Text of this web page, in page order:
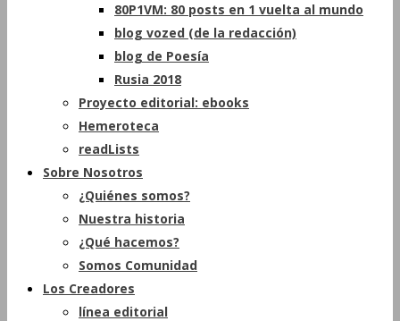
80P1VM: 80 posts en 1 vuelta al mundo
blog vozed (de la redacción)
blog de Poesía
Rusia 2018
Proyecto editorial: ebooks
Hemeroteca
readLists
Sobre Nosotros
¿Quiénes somos?
Nuestra historia
¿Qué hacemos?
Somos Comunidad
Los Creadores
línea editorial